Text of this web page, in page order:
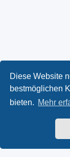
Diese Website
bestmöglichen
bieten. Mehr